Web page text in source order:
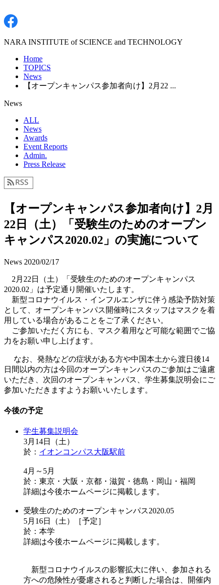
NARA INSTITUTE of SCIENCE and TECHNOLOGY
Home
TOPICS
News
【オープンキャンパス参加者向け】2月22 ...
News
ALL
News
Awards
Event Reports
Admin.
Press Release
【オープンキャンパス参加者向け】2月
22日（土）「受験生のためのオープン
キャンパス2020.02」の実施について
News 2020/02/17
2月22日（土）「受験生のためのオープンキャンパス
2020.02」は予定通り開催いたします。
新型コロナウイルス・インフルエンザに伴う感染予防対策
として、オープンキャンパス開催時にスタッフはマスクを着
用している場合があることをご了承ください。
ご参加いただく方にも、マスク着用など可能な範囲でご協
力をお願い申し上げます。
なお、発熱などの症状がある方や中国本土から渡日後14
日間以内の方は今回のオープンキャンパスのご参加はご遠慮
いただき、次回のオープンキャンパス、学生募集説明会にご
参加いただきますようお願いいたします。
今後の予定
学生募集説明会
3月14日（土）
於： イオンコンパス大阪駅前
4月～5月
於：東京・大阪・京都・滋賀・徳島・岡山・福岡
詳細は今後ホームページに掲載します。
受験生のためのオープンキャンパス2020.05
5月16日（土）［予定］
於：本学
詳細は今後ホームページに掲載します。
新型コロナウイルスの影響拡大に伴い、参加される
方への危険性が憂慮されると判断した場合は、開催内